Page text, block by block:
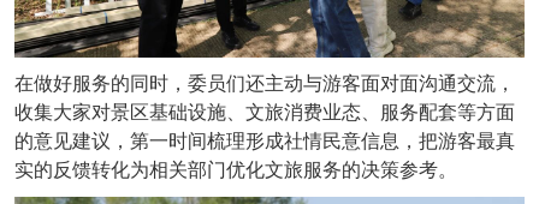
在做好服务的同时，委员们还主动与游客面对面沟通交流，
收集大家对景区基础设施、文旅消费业态、服务配套等方面
的意见建议，第一时间梳理形成社情民意信息，把游客最真
实的反馈转化为相关部门优化文旅服务的决策参考。